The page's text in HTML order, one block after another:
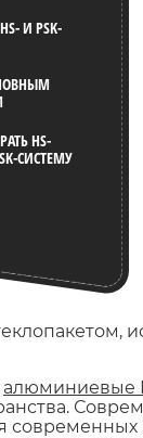
И PSK-
HS-
СИСТЕМУ
алюминиевые
современных